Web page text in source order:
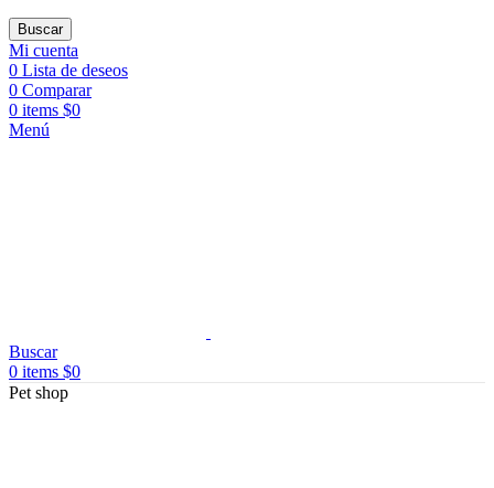
Buscar
Mi cuenta
0 Lista de deseos
0 Comparar
0 items $0
Menú
Buscar
0 items $0
Pet shop